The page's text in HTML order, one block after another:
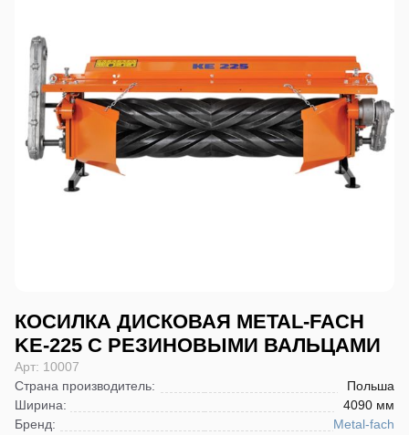
КОСИЛКА ДИСКОВАЯ METAL-FACH
KE-225 С РЕЗИНОВЫМИ ВАЛЬЦАМИ
Арт: 10007
Страна производитель:
Польша
Ширина:
4090 мм
Бренд:
Metal-fach